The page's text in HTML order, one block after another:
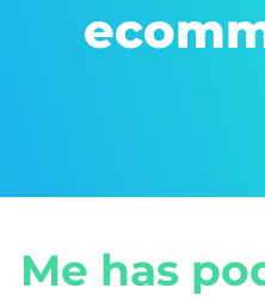
Me has